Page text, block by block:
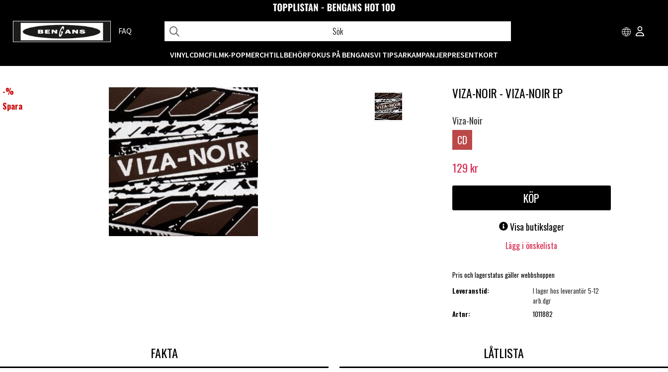
FAQ
VINYLCDMCFILMK-POPMERCHTILLBEHÖRFOKUS PÅ BENGANSVI TIPSARKAMPANJERPRESENTKORT
-%
Spara
VIZA-NOIR - VIZA-NOIR EP
Viza-Noir
CD
129 kr
KÖP
Visa butikslager
Lägg i önskelista
Pris och lagerstatus gäller webbshoppen
Leveranstid:
I lager hos leverantör 5-12
arb.dgr
Artnr:
1011882
FAKTA LÅTLISTA